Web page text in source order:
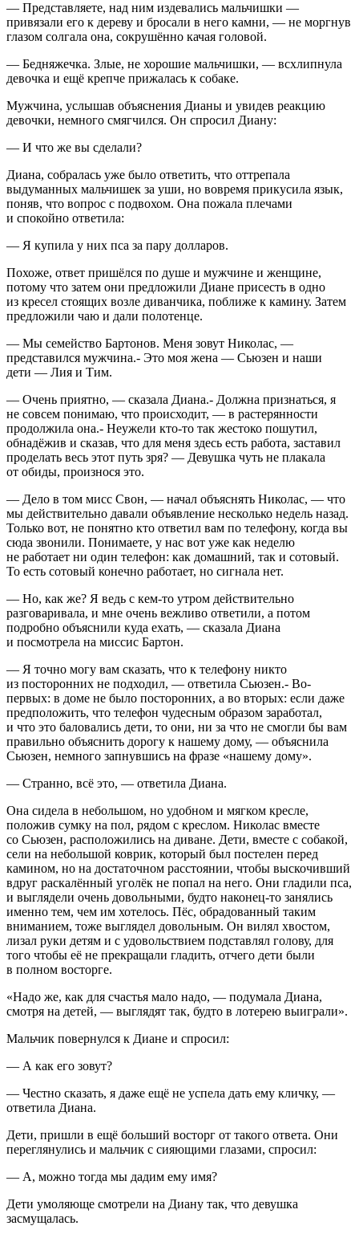
— Представляете, над ним издевались мальчишки —
привязали его к дереву и бросали в него камни, — не моргнув
глазом солгала она, сокрушённо качая головой.
— Бедняжечка. Злые, не хорошие мальчишки, — всхлипнула
девочка и ещё крепче прижалась к собаке.
Мужчина, услышав объяснения Дианы и увидев реакцию
девочки, немного смягчился. Он спросил Диану:
— И что же вы сделали?
Диана, собралась уже было ответить, что оттрепала
выдуманных мальчишек за уши, но вовремя прикусила язык,
поняв, что вопрос с подвохом. Она пожала плечами
и спокойно ответила:
— Я купила у них пса за пару долларов.
Похоже, ответ пришёлся по душе и мужчине и женщине,
потому что затем они предложили Диане присесть в одно
из кресел стоящих возле диванчика, поближе к камину. Затем
предложили чаю и дали полотенце.
— Мы семейство Бартонов. Меня зовут Николас, —
представился мужчина.- Это моя жена — Сьюзен и наши
дети — Лия и Тим.
— Очень приятно, — сказала Диана.- Должна признаться, я
не совсем понимаю, что происходит, — в растерянности
продолжила она.- Неужели кто-то так жестоко пошутил,
обнадёжив и сказав, что для меня здесь есть работа, заставил
проделать весь этот путь зря? — Девушка чуть не плакала
от обиды, произнося это.
— Дело в том мисс Свон, — начал объяснять Николас, — что
мы действительно давали объявление несколько недель назад.
Только вот, не понятно кто ответил вам по телефону, когда вы
сюда звонили. Понимаете, у нас вот уже как неделю
не работает ни один телефон: как домашний, так и сотовый.
То есть сотовый конечно работает, но сигнала нет.
— Но, как же? Я ведь с кем-то утром действительно
разговаривала, и мне очень вежливо ответили, а потом
подробно объяснили куда ехать, — сказала Диана
и посмотрела на миссис Бартон.
— Я точно могу вам сказать, что к телефону никто
из посторонних не подходил, — ответила Сьюзен.- Во-
первых: в доме не было посторонних, а во вторых: если даже
предположить, что телефон чудесным образом заработал,
и что это баловались дети, то они, ни за что не смогли бы вам
правильно объяснить дорогу к нашему дому, — объяснила
Сьюзен, немного запнувшись на фразе «нашему дому».
— Странно, всё это, — ответила Диана.
Она сидела в небольшом, но удобном и мягком кресле,
положив сумку на пол, рядом с креслом. Николас вместе
со Сьюзен, расположились на диване. Дети, вместе с собакой,
сели на небольшой коврик, который был постелен перед
камином, но на достаточном расстоянии, чтобы выскочивший
вдруг раскалённый уголёк не попал на него. Они гладили пса,
и выглядели очень довольными, будто наконец-то занялись
именно тем, чем им хотелось. Пёс, обрадованный таким
вниманием, тоже выглядел довольным. Он вилял хвостом,
лизал руки детям и с удовольствием подставлял голову, для
того чтобы её не прекращали гладить, отчего дети были
в полном восторге.
«Надо же, как для счастья мало надо, — подумала Диана,
смотря на детей, — выглядят так, будто в лотерею выиграли».
Мальчик повернулся к Диане и спросил:
— А как его зовут?
— Честно сказать, я даже ещё не успела дать ему кличку, —
ответила Диана.
Дети, пришли в ещё больший восторг от такого ответа. Они
переглянулись и мальчик с сияющими глазами, спросил:
— А, можно тогда мы дадим ему имя?
Дети умоляюще смотрели на Диану так, что девушка
засмущалась.